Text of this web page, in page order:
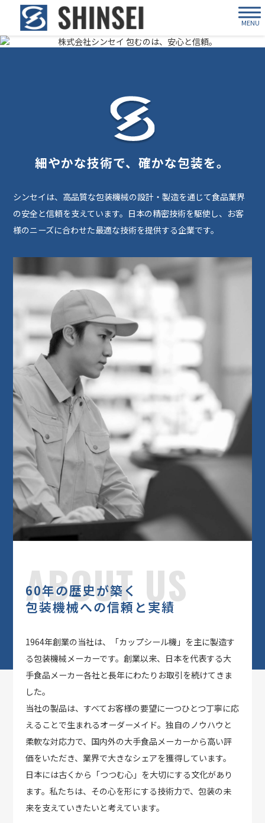
MENU
細やかな技術で、確かな包装を。
シンセイは、高品質な包装機械の設計・製造を通じて食品業界
の安全と信頼を支えています。日本の精密技術を駆使し、お客
様のニーズに合わせた最適な技術を提供する企業です。
ABOUT US
60年の歴史が築く
包装機械への信頼と実績
1964年創業の当社は、「カップシール機」を主に製造す
る包装機械メーカーです。創業以来、日本を代表する大
手食品メーカー各社と長年にわたりお取引を続けてきま
した。
当社の製品は、すべてお客様の要望に一つひとつ丁寧に応
えることで生まれるオーダーメイド。独自のノウハウと
柔軟な対応力で、国内外の大手食品メーカーから高い評
価をいただき、業界で大きなシェアを獲得しています。
日本には古くから「つつむ心」を大切にする文化があり
ます。私たちは、その心を形にする技術力で、包装の未
来を支えていきたいと考えています。